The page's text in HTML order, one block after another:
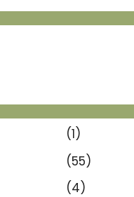
(1)
(55)
(4)